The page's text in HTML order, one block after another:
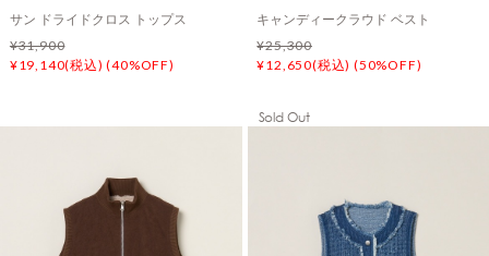
サン ドライドクロス トップス
¥31,900
¥19,140(税込) (40%OFF)
キャンディークラウド ベスト
¥25,300
¥12,650(税込) (50%OFF)
Sold Out